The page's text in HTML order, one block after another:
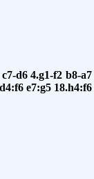
c7-d6 4.g1-f2 b8-a7
e7:g5 18.h4:f6